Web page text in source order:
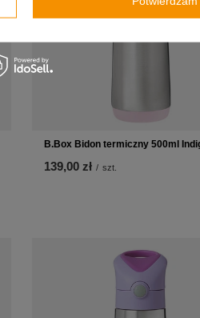
B.Box Bidon termiczny 500ml
139,00 zł / szt.